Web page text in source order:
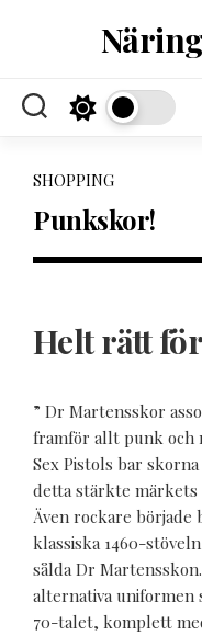
SHOPPING
Punkskor!
Helt rätt
” Dr Martensskor
framför allt punk och
Sex Pistols bar
detta stärkte
Även rockare
klassiska 1460-
sålda Dr
alternativa uniformen
70-talet, komplett